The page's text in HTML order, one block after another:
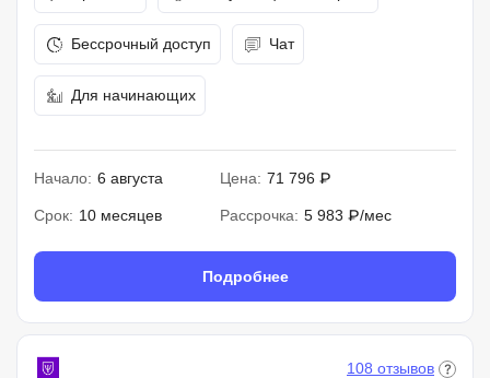
Бессрочный доступ Чат
Для начинающих
Начало: 6 августа Цена: 71 796 ₽
Срок: 10 месяцев Рассрочка: 5 983 ₽/мес
Подробнее
108 отзывов